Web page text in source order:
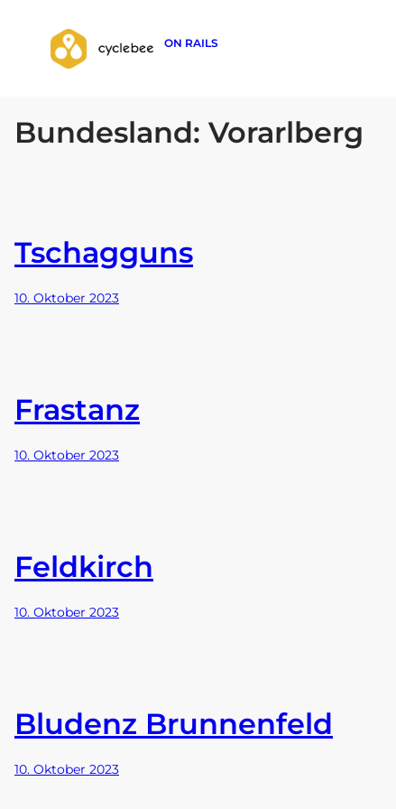
Zum
Inhalt
ON RAILS
Bundesland: Vorarlberg
Tschagguns
10. Oktober 2023
Frastanz
10. Oktober 2023
Feldkirch
10. Oktober 2023
Bludenz Brunnenfeld
10. Oktober 2023